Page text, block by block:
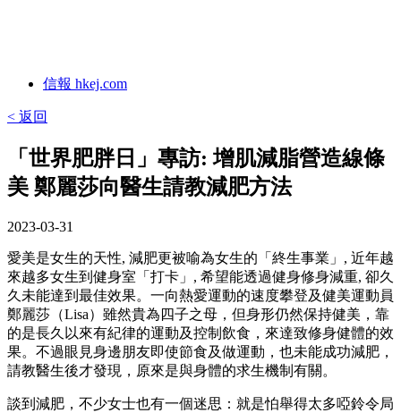
信報 hkej.com
< 返回
「世界肥胖日」專訪: 增肌減脂營造線條
美 鄭麗莎向醫生請教減肥方法
2023-03-31
愛美是女生的天性, 減肥更被喻為女生的「終生事業」, 近年越
來越多女生到健身室「打卡」, 希望能透過健身修身減重, 卻久
久未能達到最佳效果。一向熱愛運動的速度攀登及健美運動員
鄭麗莎（Lisa）雖然貴為四子之母，但身形仍然保持健美，靠
的是長久以來有紀律的運動及控制飲食，來達致修身健體的效
果。不過眼見身邊朋友即使節食及做運動，也未能成功減肥，
請教醫生後才發現，原來是與身體的求生機制有關。
談到減肥，不少女士也有一個迷思：就是怕舉得太多啞鈴令局